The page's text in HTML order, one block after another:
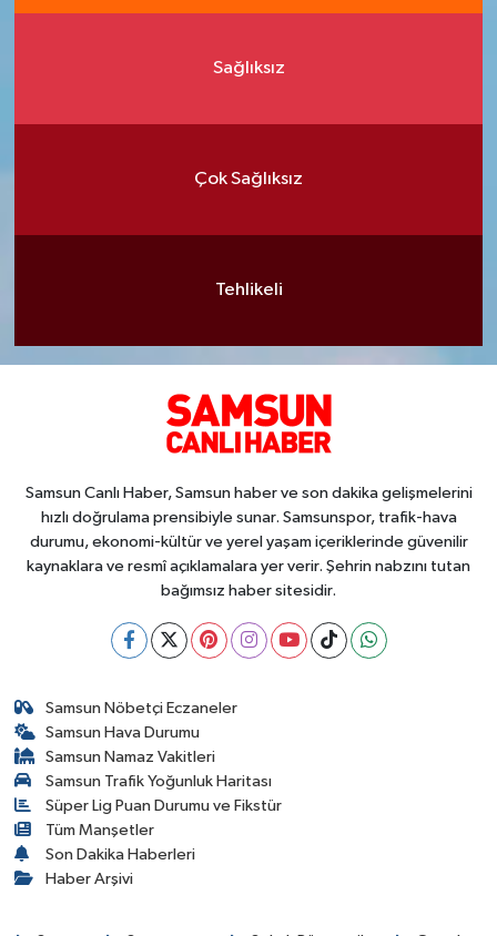
Sağlıksız
Çok Sağlıksız
Tehlikeli
Samsun Canlı Haber, Samsun haber ve son dakika gelişmelerini
hızlı doğrulama prensibiyle sunar. Samsunspor, trafik-hava
durumu, ekonomi-kültür ve yerel yaşam içeriklerinde güvenilir
kaynaklara ve resmî açıklamalara yer verir. Şehrin nabzını tutan
bağımsız haber sitesidir.
Samsun Nöbetçi Eczaneler
Samsun Hava Durumu
Samsun Namaz Vakitleri
Samsun Trafik Yoğunluk Haritası
Süper Lig Puan Durumu ve Fikstür
Tüm Manşetler
Son Dakika Haberleri
Haber Arşivi